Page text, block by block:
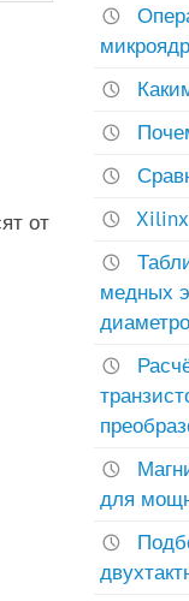
от
Xilinx
медных
для